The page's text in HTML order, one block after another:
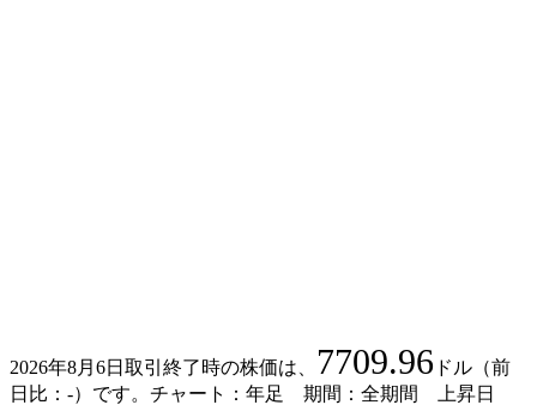
2026年8月6日取引終了時の株価は、 7709.96 ドル（前
日比：-）です。チャート：年足 期間：全期間 上昇日